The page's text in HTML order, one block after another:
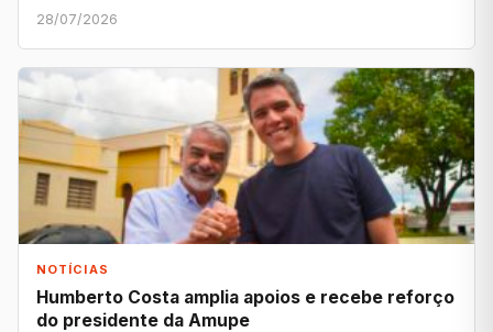
28/07/2026
NOTÍCIAS
Humberto Costa amplia apoios e recebe reforço
do presidente da Amupe